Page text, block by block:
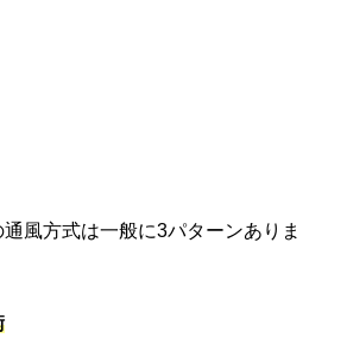
風方式は一般に3パターンありま